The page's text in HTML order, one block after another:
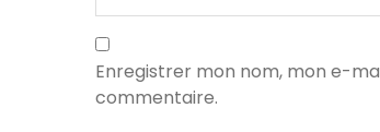
Enregistrer mon nom, mon e-
commentaire.